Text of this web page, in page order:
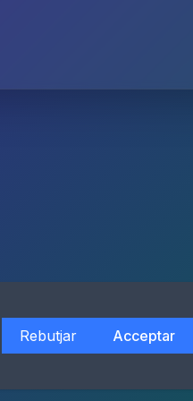
Rebutjar Acceptar